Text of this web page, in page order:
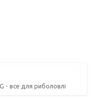
- все для риболовлі